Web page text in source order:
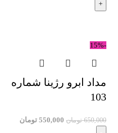
-15%
مداد ابرو رژینا شماره
103
650,000 تومان 550,000 تومان